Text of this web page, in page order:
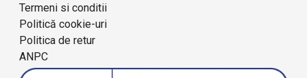
Termeni si conditii
Politică cookie-uri
Politica de retur
ANPC